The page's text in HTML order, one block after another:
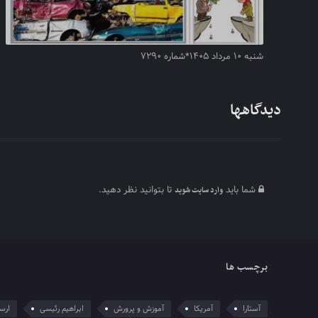
شنبه ۱۰ مرداد ۱۴۰۵*شماره ۷۲۹۰
دیدگاهها
شما باید وارد سایت شوید تا بتوانید نظر دهید.
برچسب ها
آستارا آمریکا آموزش و پرورش ابراهیم رئیسی